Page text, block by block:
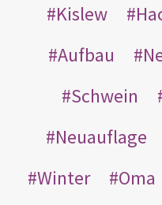
Kislew
Aufbau
Schwein
Neuauflage
Winter
Oma